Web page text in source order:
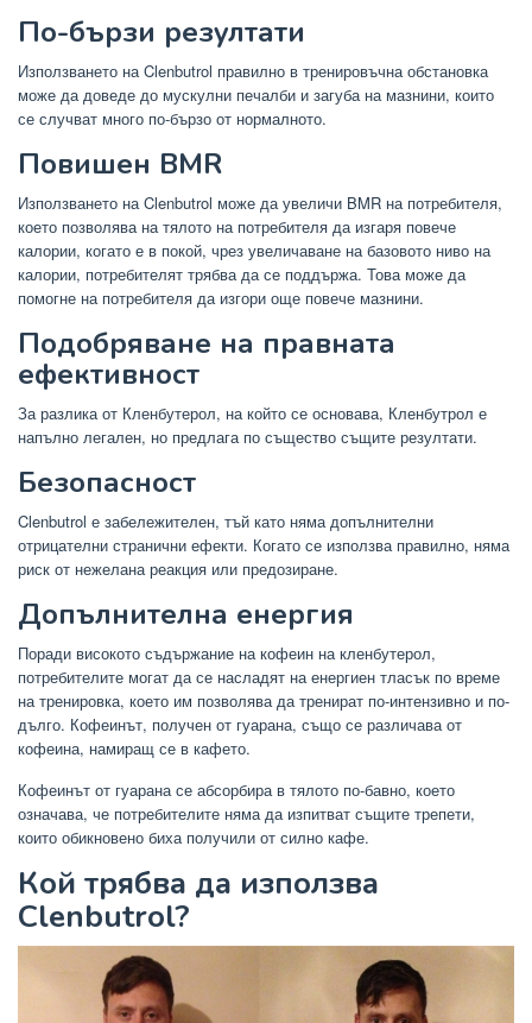
По-бързи резултати
Използването на Clenbutrol правилно в тренировъчна обстановка
може да доведе до мускулни печалби и загуба на мазнини, които
се случват много по-бързо от нормалното.
Повишен BMR
Използването на Clenbutrol може да увеличи BMR на потребителя,
което позволява на тялото на потребителя да изгаря повече
калории, когато е в покой, чрез увеличаване на базовото ниво на
калории, потребителят трябва да се поддържа. Това може да
помогне на потребителя да изгори още повече мазнини.
Подобряване на правната
ефективност
За разлика от Кленбутерол, на който се основава, Кленбутрол е
напълно легален, но предлага по същество същите резултати.
Безопасност
Clenbutrol е забележителен, тъй като няма допълнителни
отрицателни странични ефекти. Когато се използва правилно, няма
риск от нежелана реакция или предозиране.
Допълнителна енергия
Поради високото съдържание на кофеин на кленбутерол,
потребителите могат да се насладят на енергиен тласък по време
на тренировка, което им позволява да тренират по-интензивно и по-
дълго. Кофеинът, получен от гуарана, също се различава от
кофеина, намиращ се в кафето.
Кофеинът от гуарана се абсорбира в тялото по-бавно, което
означава, че потребителите няма да изпитват същите трепети,
които обикновено биха получили от силно кафе.
Кой трябва да използва
Clenbutrol?